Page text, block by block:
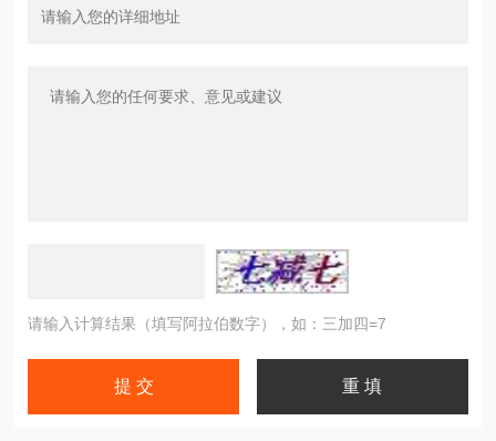
请输入计算结果（填写阿拉伯数字），如：三加四=7